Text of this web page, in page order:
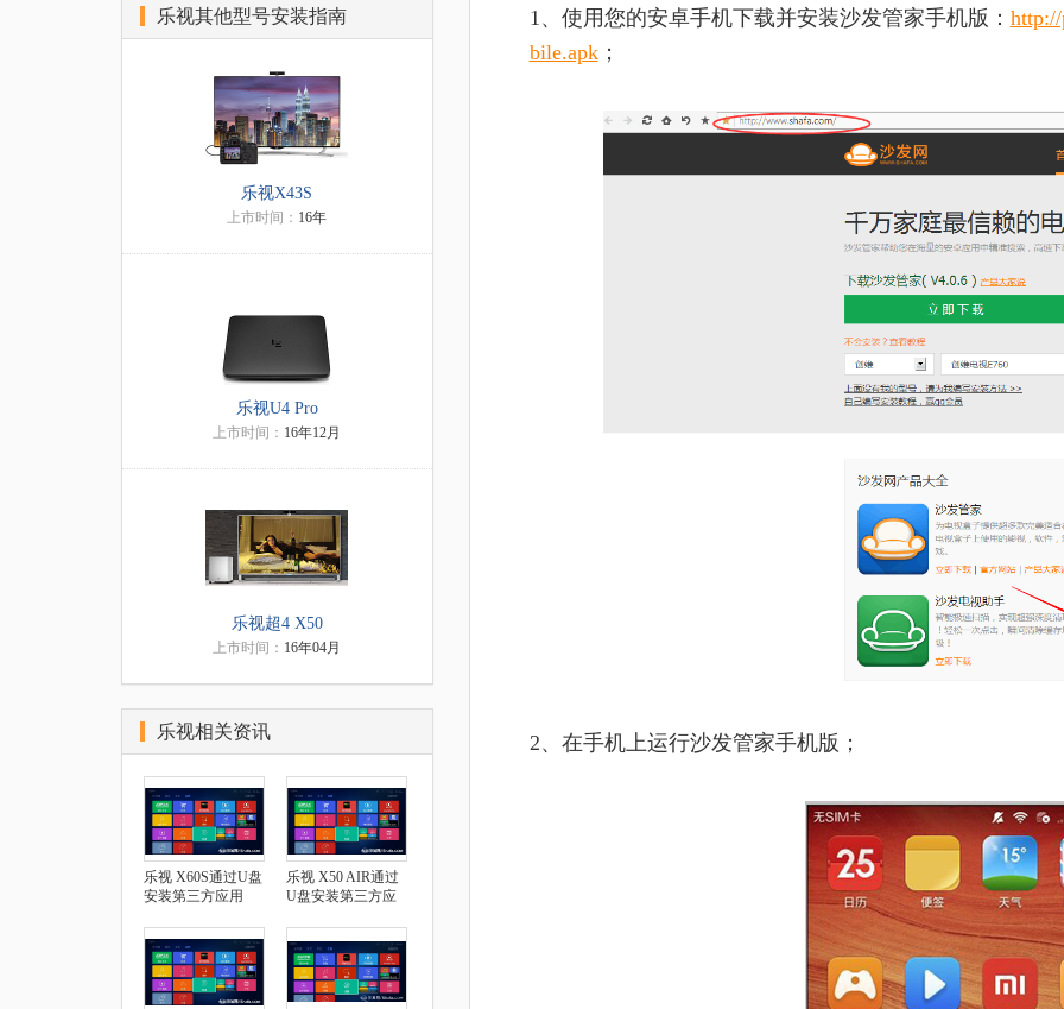
1、使用您的安卓手机下载并安装沙发管家手机版：
bile.apk；
2、在手机上运行沙发管家手机版；
乐视其他型号安装指南
乐视X43S
上市时间： 16年
乐视U4 Pro
上市时间： 16年12月
乐视超4 X50
上市时间： 16年04月
乐视相关资讯
乐视 X60S通过U盘
安装第三方应用
乐视 X50 AIR通过
U盘安装第三方应